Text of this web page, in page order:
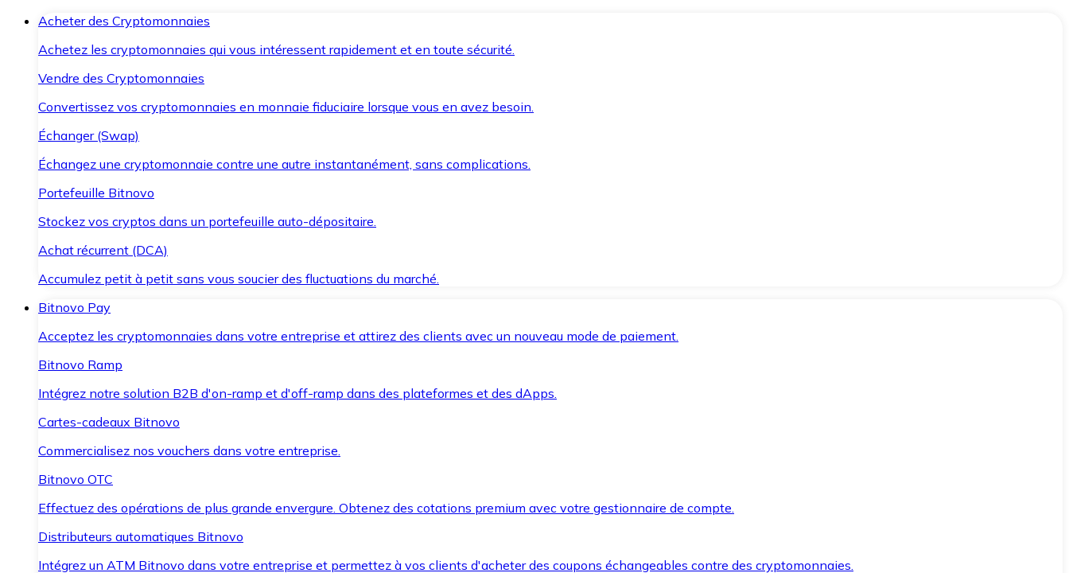
Acheter des Cryptomonnaies
Achetez les cryptomonnaies qui vous intéressent rapidement et en toute sécurité.
Vendre des Cryptomonnaies
Convertissez vos cryptomonnaies en monnaie fiduciaire lorsque vous en avez besoin.
Échanger (Swap)
Échangez une cryptomonnaie contre une autre instantanément, sans complications.
Portefeuille Bitnovo
Stockez vos cryptos dans un portefeuille auto-dépositaire.
Achat récurrent (DCA)
Accumulez petit à petit sans vous soucier des fluctuations du marché.
Bitnovo Pay
Acceptez les cryptomonnaies dans votre entreprise et attirez des clients avec un nouveau mode de paiement.
Bitnovo Ramp
Intégrez notre solution B2B d'on-ramp et d'off-ramp dans des plateformes et des dApps.
Cartes-cadeaux Bitnovo
Commercialisez nos vouchers dans votre entreprise.
Bitnovo OTC
Effectuez des opérations de plus grande envergure. Obtenez des cotations premium avec votre gestionnaire de compte.
Distributeurs automatiques Bitnovo
Intégrez un ATM Bitnovo dans votre entreprise et permettez à vos clients d'acheter des coupons échangeables contre des cryptomonnaies.